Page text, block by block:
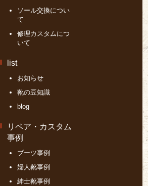
ソール交換につい
て
修理カスタムにつ
いて
list
お知らせ
靴の豆知識
blog
リペア・カスタム
事例
ブーツ事例
婦人靴事例
紳士靴事例